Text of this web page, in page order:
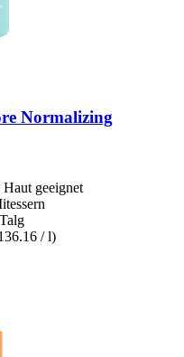
Normalizing
geeignet
/ l)